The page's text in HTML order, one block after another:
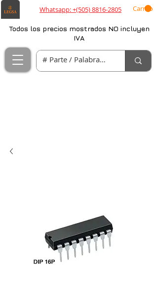
Whatsapp: +(505) 8816-2805 Carrito
Todos los precios mostrados NO incluyen
IVA